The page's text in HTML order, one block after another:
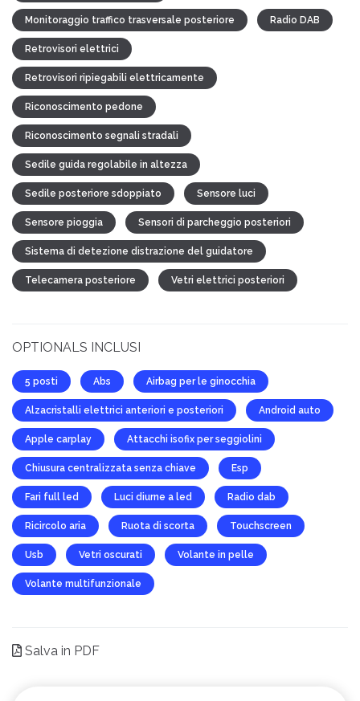
Monitoraggio traffico trasversale posteriore Radio DAB
Retrovisori elettrici
Retrovisori ripiegabili elettricamente
Riconoscimento pedone
Riconoscimento segnali stradali
Sedile guida regolabile in altezza
Sedile posteriore sdoppiato Sensore luci
Sensore pioggia Sensori di parcheggio posteriori
Sistema di detezione distrazione del guidatore
Telecamera posteriore Vetri elettrici posteriori
OPTIONALS INCLUSI
5 posti Abs Airbag per le ginocchia
Alzacristalli elettrici anteriori e posteriori Android auto
Apple carplay Attacchi isofix per seggiolini
Chiusura centralizzata senza chiave Esp
Fari full led Luci diurne a led Radio dab
Ricircolo aria Ruota di scorta Touchscreen
Usb Vetri oscurati Volante in pelle
Volante multifunzionale
Salva in PDF